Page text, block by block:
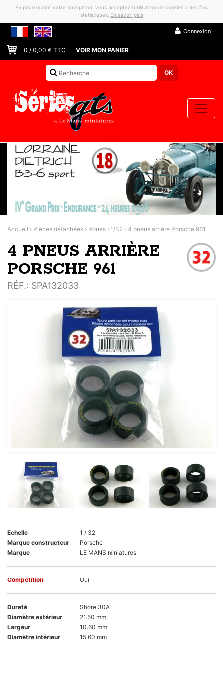
En poursuivant votre navigation, vous acceptez l’utilisation de cookies à des fins
statistiques. En savoir plus
Connexion
0 / 0,00 € TTC VOIR MON PANIER
Accueil › Pièces détachées › Roues › 1/32 › 4 pneus arrière Porsche 961
4 PNEUS ARRIÈRE
PORSCHE 961
RÉF.: SPA132033
Echelle
1 / 32
Marque constructeur
Porsche
Marque
LE MANS miniatures
Compétition Oui
Dureté
Shore 30A
Diamètre extérieur
21.50 mm
Largeur
10.60 mm
Diamètre intérieur
15.60 mm